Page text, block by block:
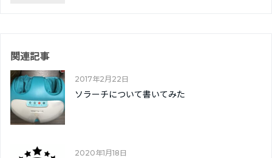
関連記事
2017年2月22日
ソラーチについて書いてみた
2020年1月18日